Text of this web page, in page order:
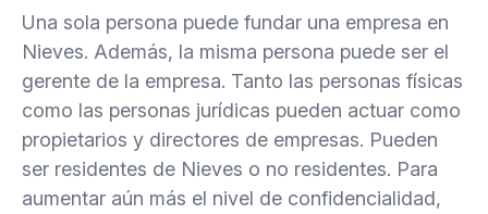
Una sola persona puede fundar una empresa en
Nieves. Además, la misma persona puede ser el
gerente de la empresa. Tanto las personas físicas
como las personas jurídicas pueden actuar como
propietarios y directores de empresas. Pueden
ser residentes de Nieves o no residentes. Para
aumentar aún más el nivel de confidencialidad,